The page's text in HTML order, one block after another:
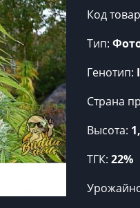
Код
Тип:
Генотип:
Страна
Высота:
ТГК: 22%